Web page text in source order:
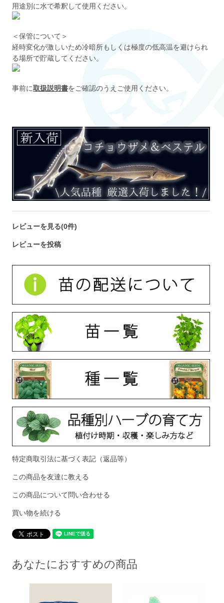
用途別に水で希釈して使用ください。
＜保管について＞
経時変化が激しいため冷暗所もしくは極度の低高温を避けられ
る場所で貯蔵してください。
事前に取扱説明書をご確認のうえご使用ください。
レビューを見る(0件)
レビューを投稿
特定商取引法に基づく表記（返品等）
この商品を友達に教える
この商品について問い合わせる
買い物を続ける
あなたにおすすめの商品